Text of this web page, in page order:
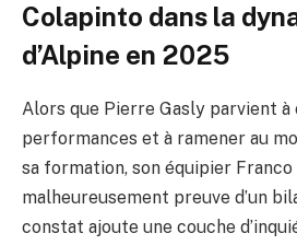
Colapinto dans la
d’Alpine en 2025
Alors que Pierre Gasly parvient
performances et à ramener au
sa formation, son équipier
malheureusement preuve d’un
constat ajoute une couche